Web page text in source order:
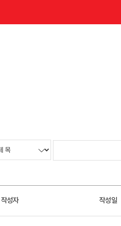
작성자 작성일